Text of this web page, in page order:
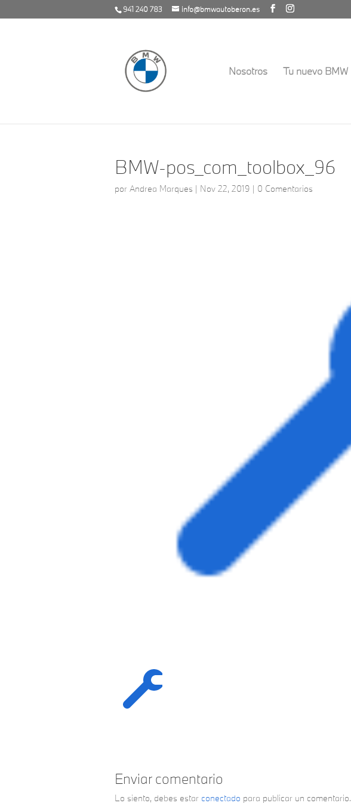
941 240 783 info@bmwautoberon.es
Nosotros Tu nuevo BMW
BMW-pos_com_toolbox_96
por Andrea Marques | Nov 22, 2019 | 0 Comentarios
Enviar comentario
Lo siento, debes estar conectado para publicar un comentario.